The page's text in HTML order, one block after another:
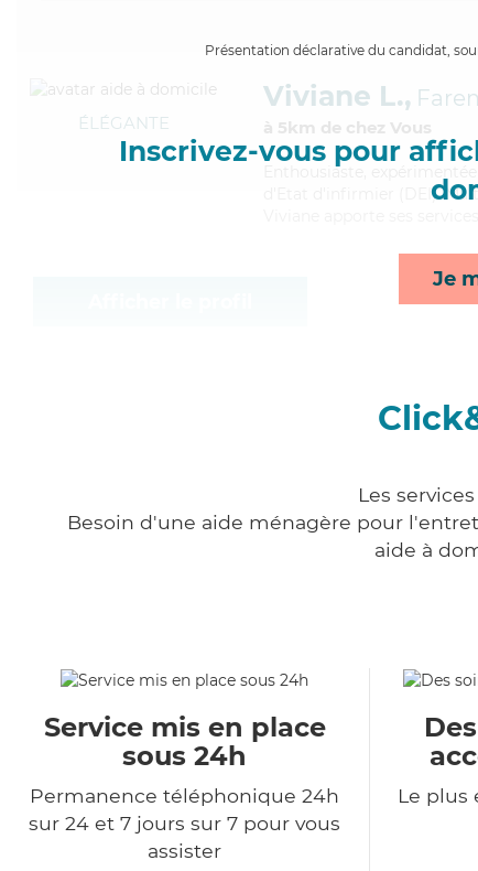
Présentation déclarative du candidat,
Inscrivez-vous pour
Je
ÉLÉGANTE
Viviane L.,
à 5km de chez Vous
Enthousiaste
,
d'Etat d'infirmier (DEI).
Les
Besoin d'une aide ménagère pour
aide à
Service mis en place
sous 24h
Permanence téléphonique 24h
sur 24 et 7 jours sur 7 pour vous
assister
Le plus